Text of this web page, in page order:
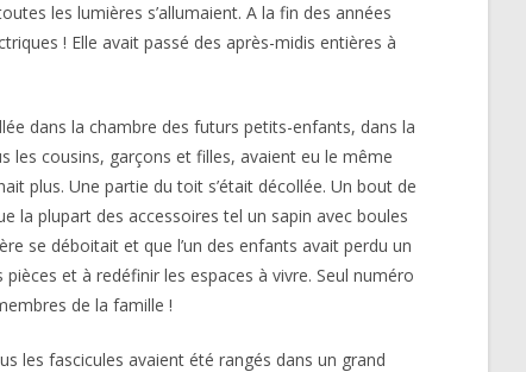
les lumières s’allumaient. A la fin des années
! Elle avait passé des après-midis entières à
dans la chambre des futurs petits-enfants, dans la
les cousins, garçons et filles, avaient eu le même
plus. Une partie du toit s’était décollée. Un bout de
la plupart des accessoires tel un sapin avec boules
se déboitait et que l’un des enfants avait perdu un
et à redéfinir les espaces à vivre. Seul numéro
de la famille !
les fascicules avaient été rangés dans un grand